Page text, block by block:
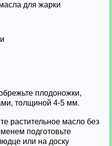
для жарки
плодоножки,
толщиной 4-5 мм.
растительное масло без
подготовьте
или на доску